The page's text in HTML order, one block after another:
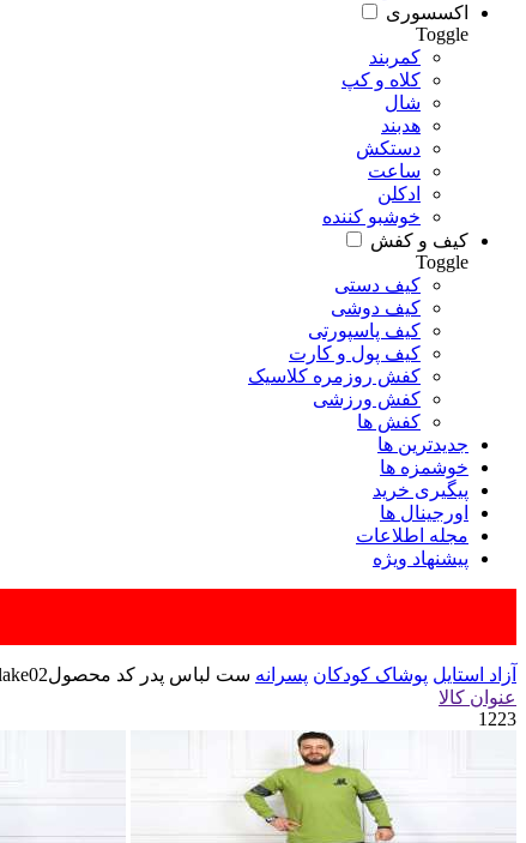
اکسسوری
Toggle
کمربند
کلاه و کپ
شال
هدبند
دستکش
ساعت
ادکلن
خوشبو کننده
کیف و کفش
Toggle
کیف دستی
کیف دوشی
کیف پاسپورتی
کیف پول و کارت
کفش روزمره کلاسیک
کفش ورزشی
کفش ها
جدیدترین ها
خوشمزه ها
پیگیری خرید
اورجینال ها
مجله اطلاعات
پیشنهاد ویژه
آزاد استایل پوشاک کودکان پسرانه ست لباس پدر کد محصولblake02
عنوان کالا
1223